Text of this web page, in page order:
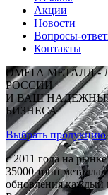
Акции
Новости
Вопросы-
Контакты
ОМЕГА МЕТАЛЛ -
РОССИИ
И ВАШ
БИЗНЕСА
Выбрать продукцию
c 2011 года на рынке
35000 тонн металла
обновления каждый